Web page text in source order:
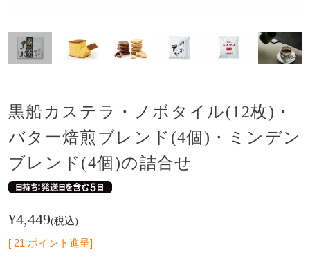
黒船カステラ・ノボタイル(12枚)・
バター焙煎ブレンド(4個)・ミンデン
ブレンド(4個)の詰合せ
¥4,449 税込
[ 21 ポイント進呈]